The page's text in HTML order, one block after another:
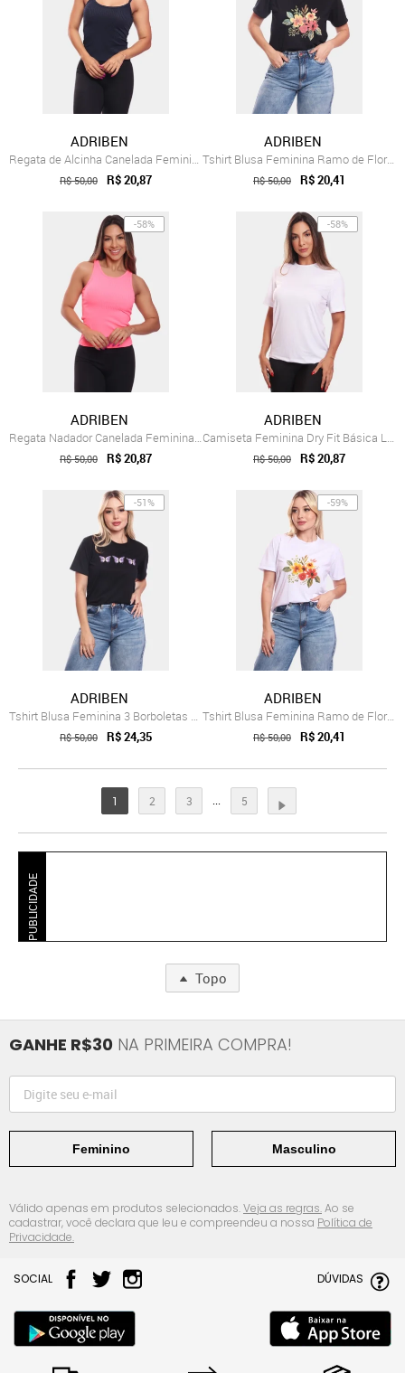
ADRIBEN
Regata de Alcinha Canelada Feminina Lisa...
R$ 50,00 R$ 20,87
ADRIBEN
Tshirt Blusa Feminina Ramo de Flores Est...
R$ 50,00 R$ 20,41
-58%
ADRIBEN
Regata Nadador Canelada Feminina Lisa Bl...
R$ 50,00 R$ 20,87
-58%
ADRIBEN
Camiseta Feminina Dry Fit Básica Lisa Pr...
R$ 50,00 R$ 20,87
-51%
ADRIBEN
Tshirt Blusa Feminina 3 Borboletas Estam...
R$ 50,00 R$ 24,35
-59%
ADRIBEN
Tshirt Blusa Feminina Ramo de Flores Est...
R$ 50,00 R$ 20,41
1 2 3 5
PUBLICIDADE
Topo
GANHE R$30 NA PRIMEIRA COMPRA!
Feminino Masculino
Válido apenas em produtos selecionados.Veja as regras.Ao se
cadastrar, você declara que leu e compreendeu a nossa Política de
Privacidade.
SOCIAL DÚVIDAS